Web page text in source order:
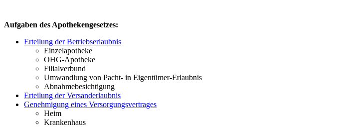
Aufgaben des Apothekengesetzes:
Erteilung der Betriebserlaubnis
Einzelapotheke
OHG-Apotheke
Filialverbund
Umwandlung von Pacht- in Eigentümer-Erlaubnis
Abnahmebesichtigung
Erteilung der Versanderlaubnis
Genehmigung eines Versorgungsvertrages
Heim
Krankenhaus